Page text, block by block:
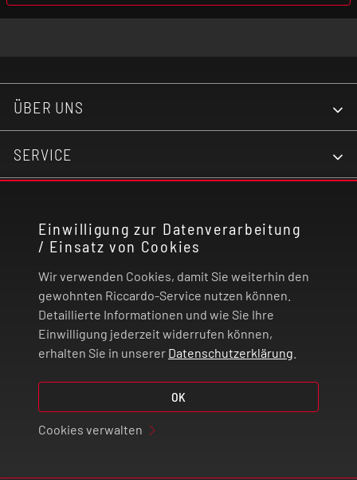
Einwilligung zur Datenverarbeitung
/ Einsatz von Cookies
Wir verwenden Cookies, damit Sie weiterhin den
gewohnten Riccardo-Service nutzen können.
Detaillierte Informationen und wie Sie Ihre
Einwilligung jederzeit widerrufen können,
erhalten Sie in unserer Datenschutzerklärung
OK
Cookies verwalten
Aromaliquids absolut unzugänglich für
ÜBER UNS
SERVICE
RECHTLICHES
ZAHLUNG UND VERSAND
VERTRAG WIDERRUFEN
© 2026 | Riccardo Onlinestore GmbH